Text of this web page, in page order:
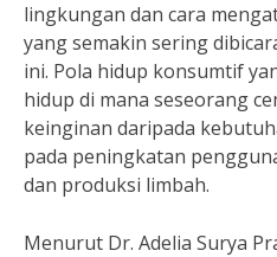
lingkungan dan cara
yang semakin sering
ini. Pola hidup konsumtif
hidup di mana seseorang
keinginan daripada
pada peningkatan
dan produksi limbah.
Menurut Dr. Adelia Surya